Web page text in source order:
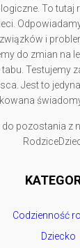
To tutaj
i
do zmian na
tabu. Testujemy
Jest to
pozostania z
Codzienność
Dziecko